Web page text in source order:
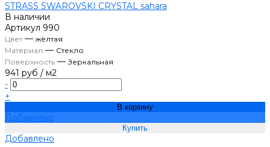
STRASS SWAROVSKI CRYSTAL sahara
В наличии
Артикул 990
Цвет— жёлтая
Материал — Стекло
Поверхность —Зеркальная
941 руб / м2
-
+
В корзину
Добавлено
Добавлено